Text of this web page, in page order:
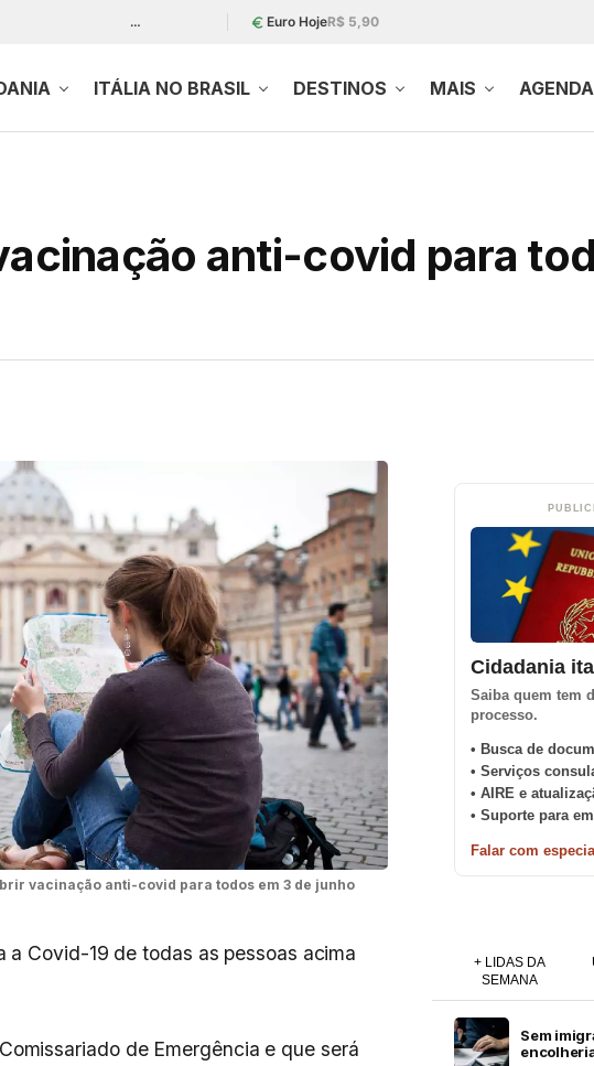
… Euro HojeR$ 5,90
ITÁLIA NO BRASIL DESTINOS MAIS AGENDA
anti-covid para
vacinação anti-covid para todos em 3 de junho
Covid-19 de todas as pessoas acima
de Emergência e que será
Cidadania
Saiba quem tem
processo.
• Busca de
• Serviços
• AIRE e
• Suporte para
Falar com
+ LIDAS DA
SEMANA
Sem